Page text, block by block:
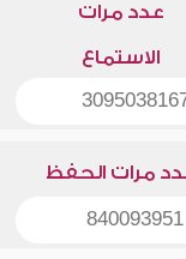
عدد مرات
الاستماع
مرات الحفظ
840093951